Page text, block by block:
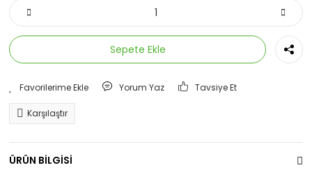
Sepete Ekle
Yorum Yaz Tavsiye Et
Karşılaştır
ÜRÜN BİLGİSİ